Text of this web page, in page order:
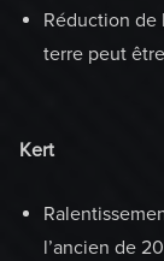
Réduction de
terre peut
Kert
l’ancien de